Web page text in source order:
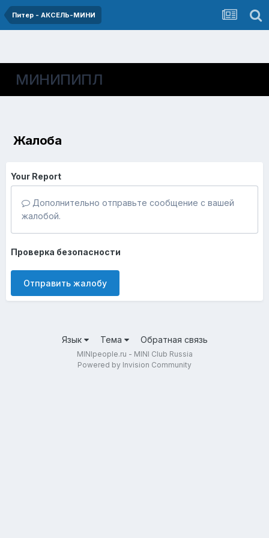
Питер - АКСЕЛЬ-МИНИ
МИНИПИПЛ
Жалоба
Your Report
Дополнительно отправьте сообщение с вашей
жалобой.
Проверка безопасности
Отправить жалобу
Язык Тема Обратная связь
MINIpeople.ru - MINI Club Russia
Powered by Invision Community